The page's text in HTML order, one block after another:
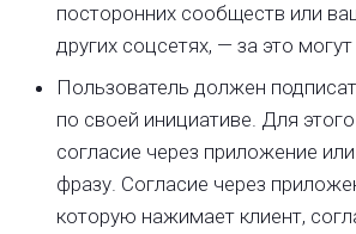
посторонних сообществ или
других соцсетях, — за это
Пользователь должен
по своей инициативе. Для
согласие через приложение
фразу. Согласие через
которую нажимает клиент,